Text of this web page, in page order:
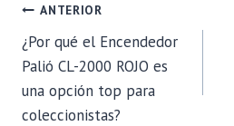
NAVEGACIÓN
DE
ENTRADAS
ANTERIOR
¿Por qué el Encendedor
Palió CL-2000 ROJO es
una opción top para
coleccionistas?